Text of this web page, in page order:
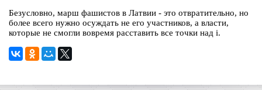
Безусловно, марш фашистов в Латвии - это отвратительно, но
более всего нужно осуждать не его участников, а власти,
которые не смогли вовремя расставить все точки над i.